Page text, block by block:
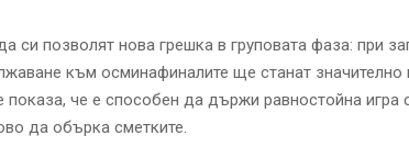
си позволят нова грешка в груповата фаза: при
към осминафиналите ще станат значително
че е способен да държи равностойна игра
да обърка сметките.